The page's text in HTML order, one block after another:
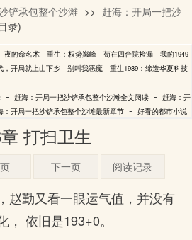
铲承包整个沙滩 >> 赶海：开局一把沙
录)
夜的命名术 重生：权势巅峰 苟在四合院捡漏
我的1949
，开局就上山下乡 别叫我恶魔
重生1989：缔造华夏科技
- 赶海：开局一把沙铲承包整个沙滩全文阅读 - 赶海：开
：开局一把沙铲承包整个沙滩最新章节 - 好看的都市小说
打扫卫生
下一页 阅读记录
赵勤又看一眼运气值，并没有
依旧是193+0。